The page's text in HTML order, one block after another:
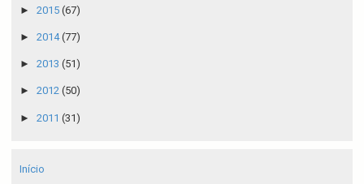
► 2015 (67)
► 2014(77)
► 2013 (51)
► 2012 (50)
► 2011 (31)
Início